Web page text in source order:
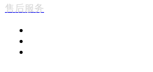
售后服务